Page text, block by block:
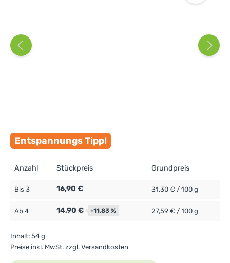
Entspannungs Tipp!
Anzahl Stückpreis Grundpreis
Bis 3 16,90 € 31,30 € / 100 g
Ab 4 14,90 € -11,83 % 27,59 € / 100 g
Inhalt: 54 g
Preise inkl. MwSt. zzgl. Versandkosten